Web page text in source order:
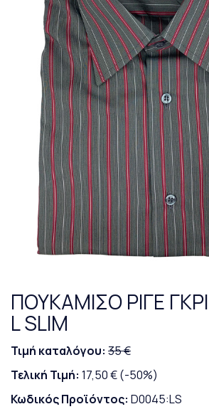
ΠΟΥΚΑΜΙΣΟ ΡΙΓΕ
L SLIM
Τιμή καταλόγου: 35 €
Τελική Τιμή: 17,50 €(-50%)
Κωδικός Προϊόντος: D0045:LS